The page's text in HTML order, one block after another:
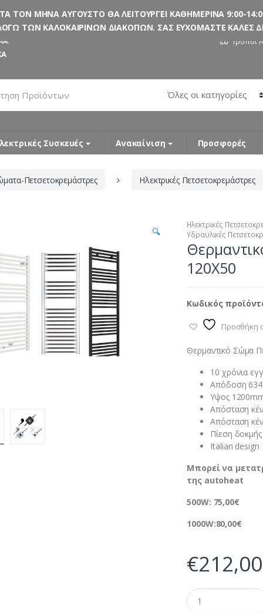
Τρόποι
Συσκευές Ανακαίνιση Προσφορές
Πετσετοκρεμάστρες Ηλεκτρικές Πετσετοκρεμάστρες
🔍
Ηλεκτρικές
Υδραυλικές
120X50
Κωδικός
Προσθήκη
Θερμαντικό Σώμα
10 χρόνια
Απόδοση 634
Υψος
Απόσταση
Απόσταση
Πίεση
Italian design
Μπορεί να
της autoheat
500W: 75,00€
1000W:80,00€
€212,00
ΜΗΝΑ ΑΥΓΟΥΣΤΟ ΘΑ ΛΕΙΤΟΥΡΓΕΙ ΚΑΘΗΜΕΡΙΝΑ 9:00-
ΤΩΝ ΚΑΛΟΚΑΙΡΙΝΩΝ ΔΙΑΚΟΠΩΝ. ΣΑΣ ΕΥΧΟΜΑΣΤΕ ΚΑΛΕΣ